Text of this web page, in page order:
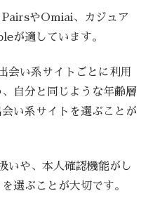
やOmiai、カジュア
が適しています。
会い系サイトごとに利用
自分と同じような年齢層
い系サイトを選ぶことが
いや、本人確認機能がし
選ぶことが大切です。